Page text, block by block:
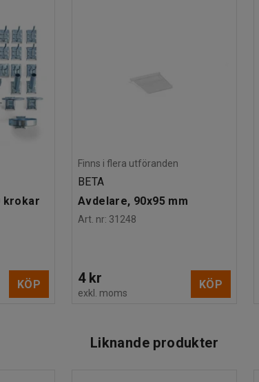
krokar
KÖP
Finns i flera utföranden
BETA
Avdelare, 90x95 mm
Art. nr: 31248
4 kr
exkl. moms
KÖP
Liknande produkter